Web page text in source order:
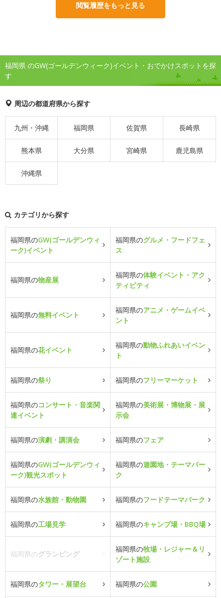
閲覧履歴をもっと見る
福岡県 のGW(ゴールデンウィーク)イベント・おでかけスポットを探
す
周辺の都道府県から探す
九州・沖縄 福岡県 佐賀県 長崎県
熊本県 大分県 宮崎県 鹿児島県
沖縄県
カテゴリから探す
福岡県のGW(ゴールデンウィ
ーク)イベント
福岡県のグルメ・フードフェ
ス
福岡県の物産展
福岡県の体験イベント・アク
ティビティ
福岡県の無料イベント
福岡県のアニメ・ゲームイベ
ント
福岡県の花イベント
福岡県の動物ふれあいイベン
ト
福岡県の祭り 福岡県のフリーマーケット
福岡県のコンサート・音楽関
連イベント
福岡県の美術展・博物展・展
示会
福岡県の演劇・講演会 福岡県のフェア
福岡県のGW(ゴールデンウィ
ーク)観光スポット
福岡県の遊園地・テーマパー
ク
福岡県の水族館・動物園 福岡県のフードテーマパーク
福岡県の工場見学 福岡県のキャンプ場・BBQ場
福岡県のグランピング
福岡県の牧場・レジャー＆リ
ゾート施設
福岡県のタワー・展望台 福岡県の公園